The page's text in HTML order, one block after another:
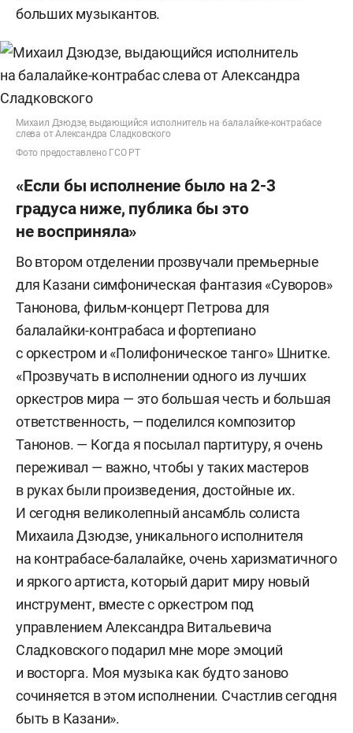
больших музыкантов.
Михаил Дзюдзе, выдающийся исполнитель на балалайке-контрабасе
слева от Александра Сладковского
Фото предоставлено ГСО РТ
«Если бы исполнение было на 2-3
градуса ниже, публика бы это
не восприняла»
Во втором отделении прозвучали премьерные
для Казани симфоническая фантазия «Суворов»
Танонова, фильм-концерт Петрова для
балалайки-контрабаса и фортепиано
с оркестром и «Полифоническое танго» Шнитке.
«Прозвучать в исполнении одного из лучших
оркестров мира — это большая честь и большая
ответственность, — поделился композитор
Танонов. — Когда я посылал партитуру, я очень
переживал — важно, чтобы у таких мастеров
в руках были произведения, достойные их.
И сегодня великолепный ансамбль солиста
Михаила Дзюдзе, уникального исполнителя
на контрабасе-балалайке, очень харизматичного
и яркого артиста, который дарит миру новый
инструмент, вместе с оркестром под
управлением Александра Витальевича
Сладковского подарил мне море эмоций
и восторга. Моя музыка как будто заново
сочиняется в этом исполнении. Счастлив сегодня
быть в Казани».